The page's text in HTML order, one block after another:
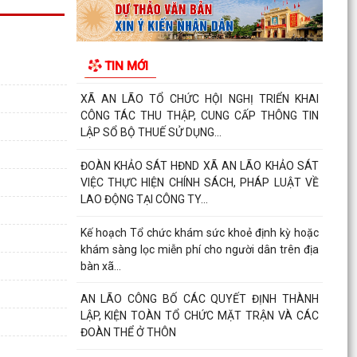
TIN MỚI
XÃ AN LÃO TIẾP TỤC RA QUÂN BẢO ĐẢM TRẬT
CỘNG VÀ VỆ SINH MÔI...
XÃ AN LÃO TỔ CHỨC HỘI NGHỊ TRIỂN KHAI
CÔNG TÁC THU THẬP, CUNG CẤP THÔNG TIN
LẬP SỔ BỘ THUẾ SỬ DỤNG...
ĐOÀN KHẢO SÁT HĐND XÃ AN LÃO KHẢO SÁT
VIỆC THỰC HIỆN CHÍNH SÁCH, PHÁP LUẬT VỀ
LAO ĐỘNG TẠI CÔNG TY...
Kế hoạch Tổ chức khám sức khoẻ định kỳ hoặc
khám sàng lọc miễn phí cho người dân trên địa
bàn xã...
AN LÃO CÔNG BỐ CÁC QUYẾT ĐỊNH THÀNH
LẬP, KIỆN TOÀN TỔ CHỨC MẶT TRẬN VÀ CÁC
ĐOÀN THỂ Ở THÔN